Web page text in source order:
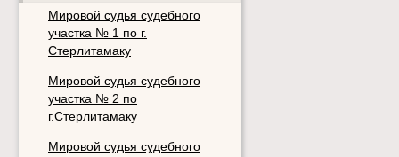
Мировой судья судебного
участка № 1 по г.
Стерлитамаку
Мировой судья судебного
участка № 2 по
г.Стерлитамаку
Мировой судья судебного